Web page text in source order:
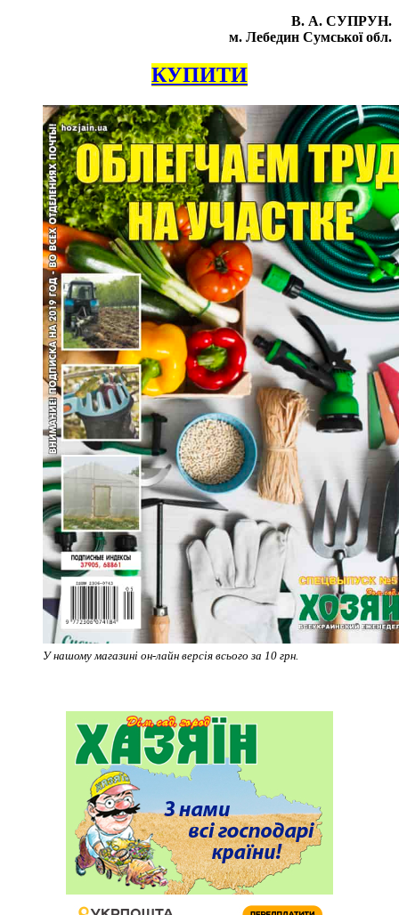
В. А. СУПРУН.
м. Лебедин Сумської обл.
КУПИТИ
У нашому магазині он-лайн версія всього за 10 грн.